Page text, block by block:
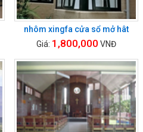
nhôm xingfa cửa sổ mở hât
Giá: 1,800,000 VNĐ